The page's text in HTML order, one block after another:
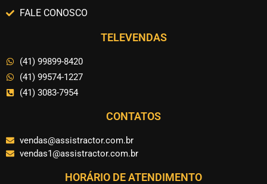
FALE CONOSCO
TELEVENDAS
(41) 99899-8420
(41) 99574-1227
(41) 3083-7954
CONTATOS
vendas@assistractor.com.br
vendas1@assistractor.com.br
HORÁRIO DE ATENDIMENTO